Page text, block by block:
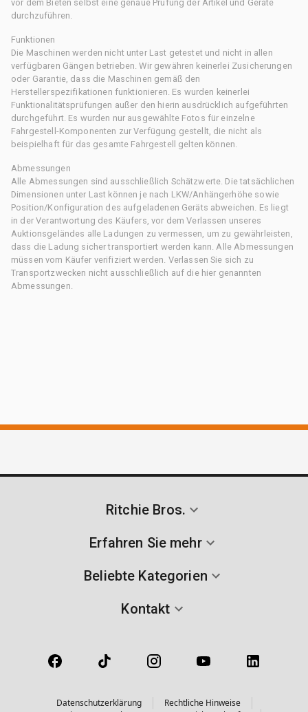
vor dem Bieten selbst eine genaue Prüfung der Artikel und Geräte
durchzuführen.
Funktionen
Die Maschinen werden nicht unter Last getestet und nicht in allen
verfügbaren Gängen betrieben. Wir gewähren keinerlei Zusicherungen
oder Garantie, dass die Maschinen gemäß den
Herstellerspezifikationen funktionieren. Es wurden keinerlei
Funktionalitätsprüfungen außer den hierin ausdrücklich aufgeführten
durchgeführt. Es wurden nur ausgewählte Fotos für einzelne
Fahrgestell-Komponenten zur Verfügung gestellt, die nicht als
beispielhaft für das gesamte Fahrgestell gelten können.
Abmessungen
Alle Abmessungen sind ausschließlich Schätzwerte. Die tatsächlichen
Dimensionen unter Last können je nach LKW/Anhängerhöhe sowie
Position/Konfiguration des aufgeladenen Geräts abweichen. Es liegt
in der Verantwortung des Käufers, vor dem Verlassen unseres
Auktionsgeländes alle Ladungen zu vermessen, um zu gewährleisten,
dass die Ladung sicher transportiert werden kann. Alle Abmessungen
müssen vom Käufer verifiziert werden. Verlassen Sie sich zu
Transportzwecken nicht ausschließlich auf die hier genannten
Abmessungen.
Ritchie Bros.
Erfahren Sie mehr
Beliebte Kategorien
Kontakt
Datenschutzerklärung
Rechtliche Hinweise